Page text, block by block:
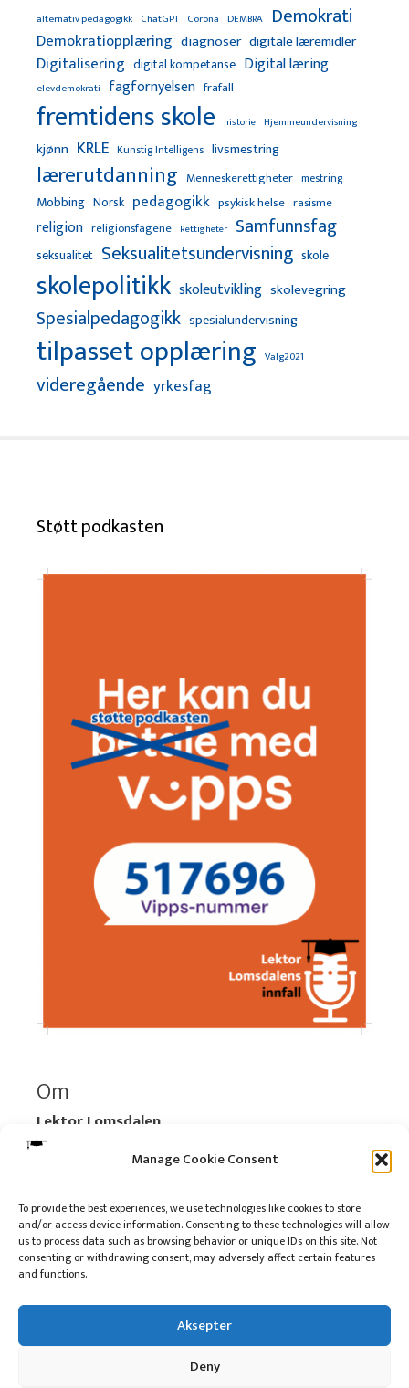
Manage Cookie Consent
To provide the best experiences, we use technologies like cookies to store
and/or access device information. Consenting to these technologies will allow
us to process data such as browsing behavior or unique IDs on this site. Not
consenting or withdrawing consent, may adversely affect certain features
and functions.
Aksepter
Deny
alternativ pedagogikk ChatGPT Corona DEMBRA Demokrati
Demokratiopplæring diagnoser digitale læremidler
Digitalisering digital kompetanse Digital læring
elevdemokrati fagfornyelsen frafall
fremtidens skole historie Hjemmeundervisning
kjønn KRLE Kunstig Intelligens livsmestring
lærerutdanning Menneskerettigheter mestring
Mobbing Norsk pedagogikk psykisk helse rasisme
religion religionsfagene Rettigheter Samfunnsfag
seksualitet Seksualitetsundervisning skole
skolepolitikk skoleutvikling skolevegring
Spesialpedagogikk spesialundervisning
tilpasset opplæring Valg2021
videregående yrkesfag
Støtt podkasten
Om
Lektor Lomsdalen
Organisasjonsnummer:
920 712 312 MVA
Les mer:Om selskapet
Les mer:Om reklame på podkasten